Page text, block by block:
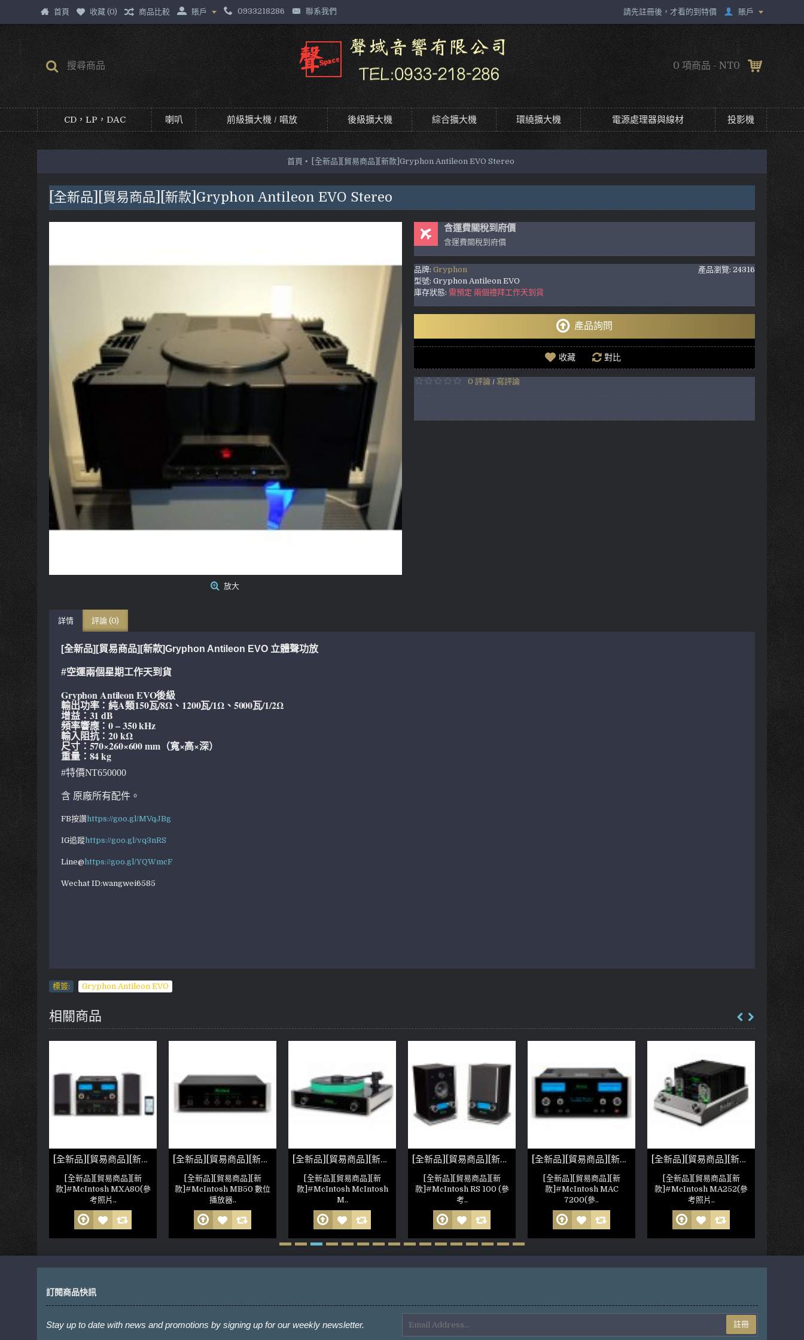
首頁 收藏 (0) 商品比較 賬戶 0933218286 聯系我們 請先註冊後，才看的到特價 賬戶
0 項商品 - NT0
CD，LP，DAC 喇叭 前級擴大機 / 唱放 後級擴大機 綜合擴大機 環繞擴大機 電源處理器與線材 投影機
首頁 [全新品][貿易商品][新款]Gryphon Antileon EVO Stereo
[全新品][貿易商品][新款]Gryphon Antileon EVO Stereo
放大
含運費關稅到府價
含運費關稅到府價
產品瀏覽: 24316
品牌: Gryphon
型號: Gryphon Antileon EVO
庫存狀態: 需預定 兩個禮拜工作天到貨
產品詢問
收藏 對比
0 評論 / 寫評論
詳情 評論 (0)
[全新品][貿易商品][新款]Gryphon Antileon EVO 立體聲功放
#空運兩個星期工作天到貨
Gryphon Antileon EVO後級
輸出功率：純A類150瓦/8Ω、1200瓦/1Ω、5000瓦/1/2Ω
增益：31 dB
頻率響應：0 – 350 kHz
輸入阻抗：20 kΩ
尺寸：570×260×600 mm（寬×高×深）
重量：84 kg
#特價NT650000
含 原廠所有配件。
FB按讚https://goo.gl/MVqJBg
IG追蹤https://goo.gl/vq3nRS
Line@https://goo.gl/YQWmcF
Wechat ID:wangwei6585
標簽: Gryphon Antileon EVO
相關商品
[全新品][貿易商品][新款]McIntosh MA5300 綜合擴大機(參考照片)
][新
..
[全新品][貿易商品][新款]McIntosh MXA80(參考照片)
[全新品][貿易商品][新
款]#McIntosh MXA80(參
考照片..
[全新品][貿易商品][新款]McIntosh MB50 數位播放器(參考照片)
[全新品][貿易商品][新
款]#McIntosh MB50 數位
播放器..
[全新品][貿易商品][新款]McIntosh MT5 唱機(參考照片)
[全新品][貿易商品][新
款]#McIntosh McIntosh
M..
[全新品][貿易商品][新款]McIntosh RS 100 後級擴大機(參考照片)
[全新品][貿易商品][新
款]#McIntosh RS 100 (參
考..
[全新品][貿易商品][新款]McIntosh MAC 7200(參考照片)
[全新品][貿易商品][新
款]#McIntosh MAC
7200(參..
[全新品][貿易商品][新款]McIntosh MA252 綜擴(參考照片)
[全新品][貿易商品][新
款]#McIntosh MA252(參
考照片..
[全新
款
訂閱商品快訊
Stay up to date with news and promotions by signing up for our weekly newsletter. 註冊